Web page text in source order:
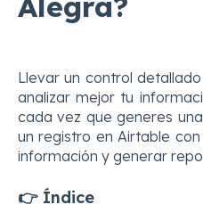
Llevar un control
analizar mejor tu
cada vez que generes
un registro en Airtable
información y generar
👉 Índice